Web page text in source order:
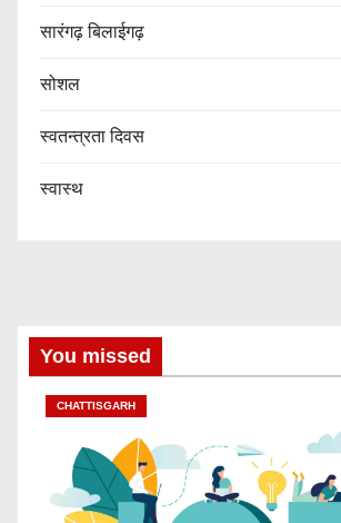
सारंगढ़ बिलाईगढ़
सोशल
स्वतन्त्रता दिवस
स्वास्थ
You missed
CHATTISGARH